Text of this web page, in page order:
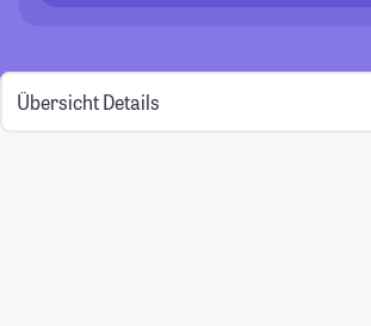
Übersicht Details